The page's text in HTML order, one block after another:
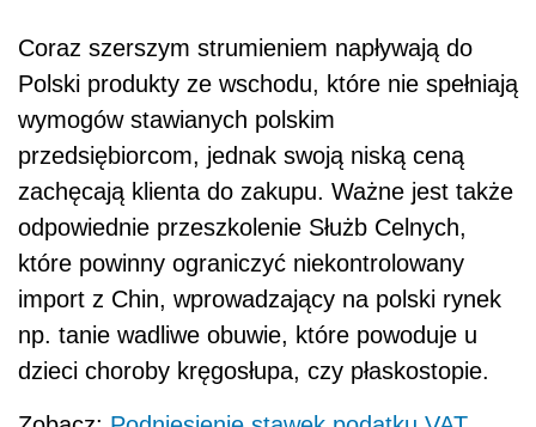
Coraz szerszym strumieniem napływają do
Polski produkty ze wschodu, które nie spełniają
wymogów stawianych polskim
przedsiębiorcom, jednak swoją niską ceną
zachęcają klienta do zakupu. Ważne jest także
odpowiednie przeszkolenie Służb Celnych,
które powinny ograniczyć niekontrolowany
import z Chin, wprowadzający na polski rynek
np. tanie wadliwe obuwie, które powoduje u
dzieci choroby kręgosłupa, czy płaskostopie.